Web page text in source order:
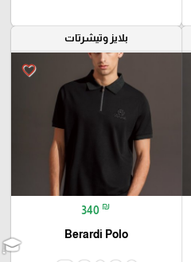
بلايز وتيشرتات
favorite_border
340 ₪
Berardi Polo